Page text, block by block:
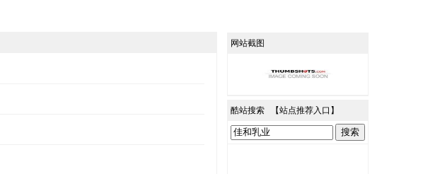
网站截图
酷站搜索 【站点推荐入口 】